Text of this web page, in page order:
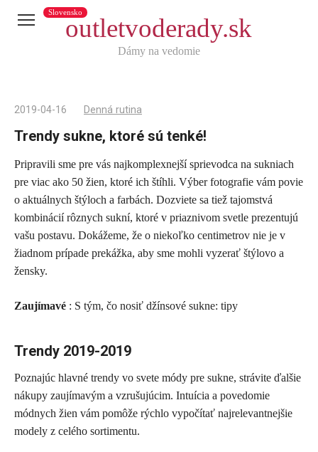
outletvoderady.sk
Slovensko
Dámy na vedomie
2019-04-16 Denná rutina
Trendy sukne, ktoré sú tenké!
Pripravili sme pre vás najkomplexnejší sprievodca na sukniach
pre viac ako 50 žien, ktoré ich štíhli. Výber fotografie vám povie
o aktuálnych štýloch a farbách. Dozviete sa tiež tajomstvá
kombinácií rôznych sukní, ktoré v priaznivom svetle prezentujú
vašu postavu. Dokážeme, že o niekoľko centimetrov nie je v
žiadnom prípade prekážka, aby sme mohli vyzerať štýlovo a
žensky.
Zaujímavé : S tým, čo nosiť džínsové sukne: tipy
Trendy 2019-2019
Poznajúc hlavné trendy vo svete módy pre sukne, strávite ďalšie
nákupy zaujímavým a vzrušujúcim. Intuícia a povedomie
módnych žien vám pomôže rýchlo vypočítať najrelevantnejšie
modely z celého sortimentu.
reddit
Tumblr
Skype